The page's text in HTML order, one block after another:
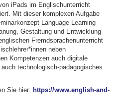
iPads im Englischunterricht
Mit dieser komplexen Aufgabe
Language Learning
Gestaltung und Entwicklung
Fremdsprachenunterricht
neben
Kompetenzen auch digitale
technologisch-pädagogisches
Sie hier: https://www.english-and-